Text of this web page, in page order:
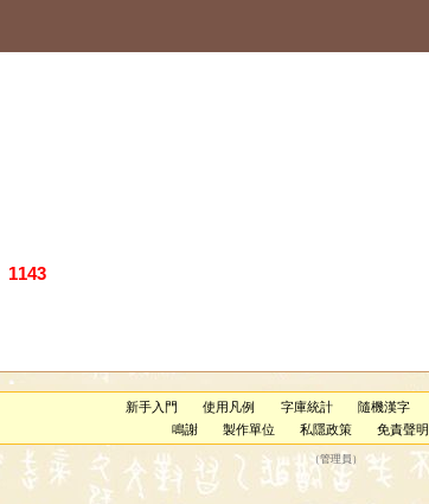
1143
新手入門 使用凡例 字庫統計 隨機漢字
鳴謝
製作單位 私隱政策 免責聲明
（管理員 ）